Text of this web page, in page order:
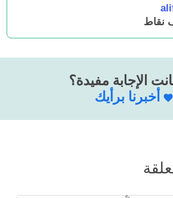
نقاط
الإجابة مفيدة؟
أخبرنا برأيك